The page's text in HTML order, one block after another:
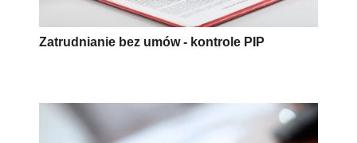
Zatrudnianie bez umów - kontrole PIP